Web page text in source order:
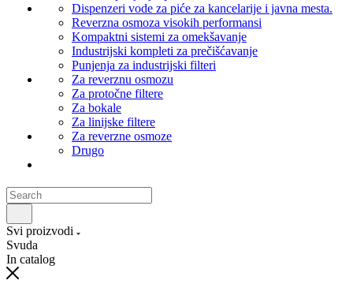
Dispenzeri vode za piće za kancelarije i javna mesta.
Reverzna osmoza visokih performansi
Kompaktni sistemi za omekšavanje
Industrijski kompleti za prečišćavanje
Punjenja za industrijski filteri
Za reverznu osmozu
Za protočne filtere
Za bokale
Za linijske filtere
Za reverzne osmoze
Drugo
Svi proizvodi
Svuda
In catalog